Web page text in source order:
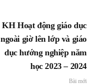
KH Hoạt động giáo dục
ngoài giờ lên lớp và giáo
dục hướng nghiệp năm
học 2023 – 2024
Bài mới